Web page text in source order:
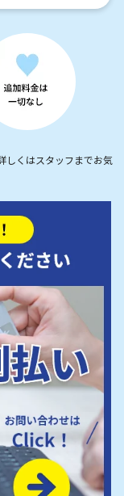
しくはスタッフまでお気